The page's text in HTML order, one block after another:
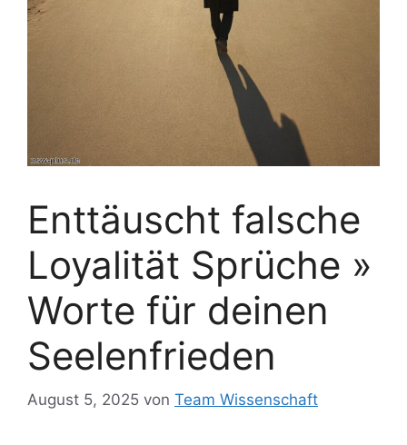
Enttäuscht falsche
Loyalität Sprüche »
Worte für deinen
Seelenfrieden
August 5, 2025 von Team Wissenschaft